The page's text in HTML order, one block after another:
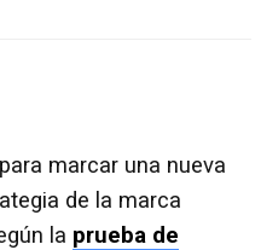
para marcar una nueva
de la marca
la prueba de